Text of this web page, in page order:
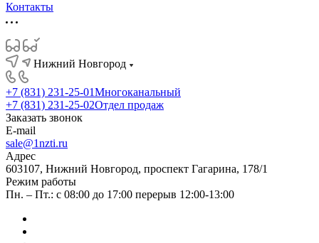
Контакты
Нижний Новгород
+7 (831) 231-25-01Многоканальный
+7 (831) 231-25-02Отдел продаж
Заказать звонок
E-mail
sale@1nzti.ru
Адрес
603107, Нижний Новгород, проспект Гагарина, 178/1
Режим работы
Пн. – Пт.: с 08:00 до 17:00 перерыв 12:00-13:00